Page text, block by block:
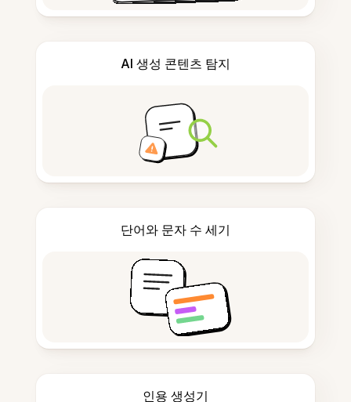
AI 생성 콘텐츠 탐지
단어와 문자 수 세기
인용 생성기